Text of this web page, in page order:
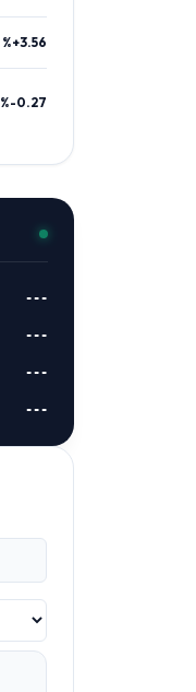
%+3.56
%-0.27
---
---
---
---